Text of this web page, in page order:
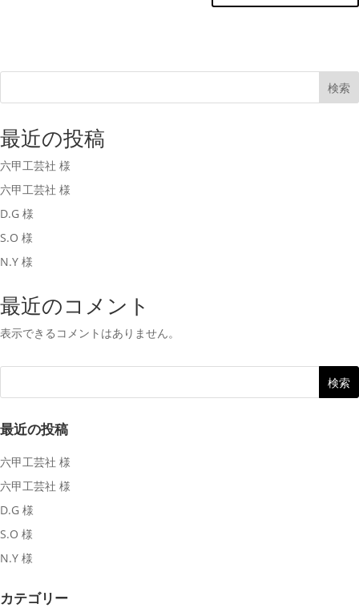
検索
最近の投稿
六甲工芸社 様
六甲工芸社 様
D.G 様
S.O 様
N.Y 様
最近のコメント
表示できるコメントはありません。
最近の投稿
六甲工芸社 様
六甲工芸社 様
D.G 様
S.O 様
N.Y 様
カテゴリー